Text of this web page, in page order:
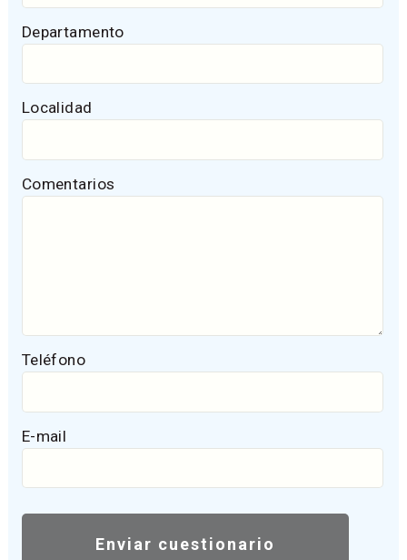
Departamento
Localidad
Comentarios
Teléfono
E-mail